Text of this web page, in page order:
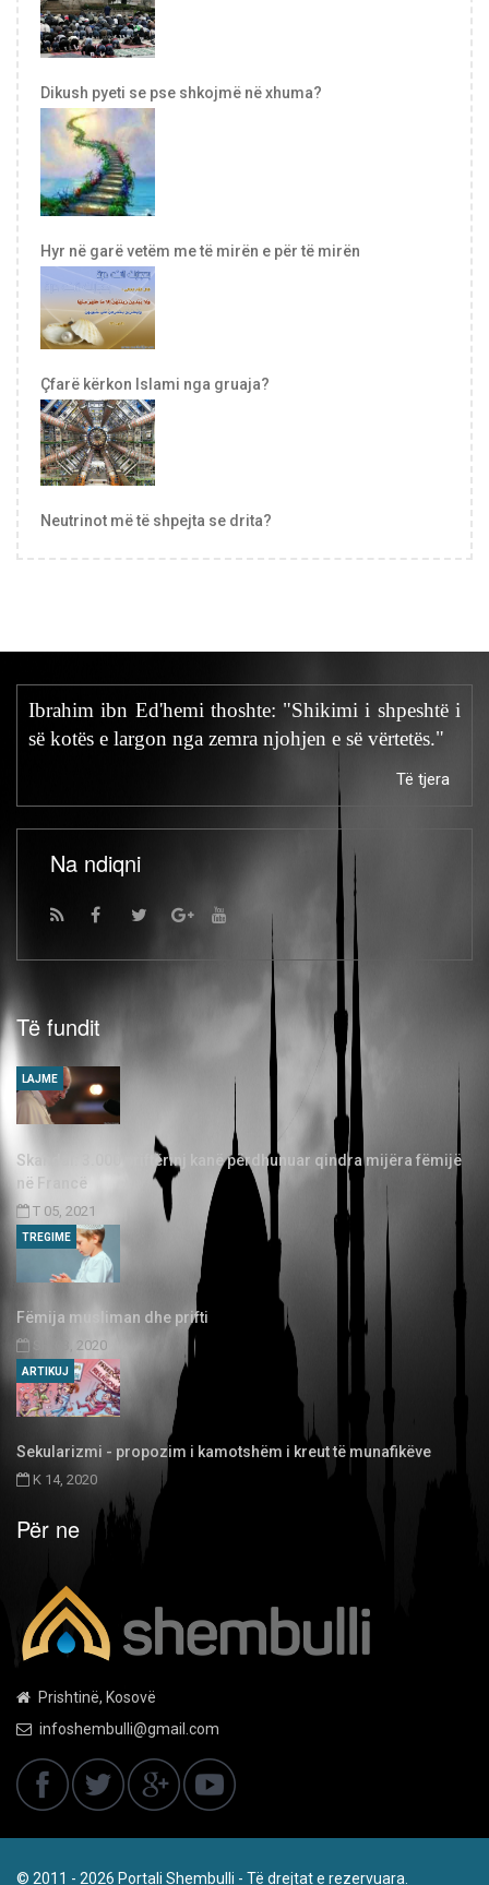
Dikush pyeti se pse shkojmë në xhuma?
Hyr në garë vetëm me të mirën e për të mirën
Çfarë kërkon Islami nga gruaja?
Neutrinot më të shpejta se drita?
Ibrahim ibn Ed'hemi thoshte: "Shikimi i shpeshtë i
së kotës e largon nga zemra njohjen e së vërtetës."
Të tjera
Na ndiqni
Të fundit
Skandal: 3.000 priftërinj kanë përdhunuar qindra mijëra fëmijë
në Francë
T 05, 2021
LAJME
Fëmija musliman dhe prifti
SH 03, 2020
TREGIME
Sekularizmi - propozim i kamotshëm i kreut të munafikëve
K 14, 2020
ARTIKUJ
Për ne
Prishtinë, Kosovë
infoshembulli@gmail.com
© 2011 - 2026 Portali Shembulli - Të drejtat e rezervuara.